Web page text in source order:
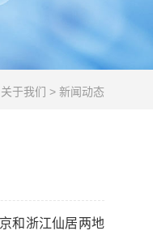
关于我们 > 新闻动态
和浙江仙居两地